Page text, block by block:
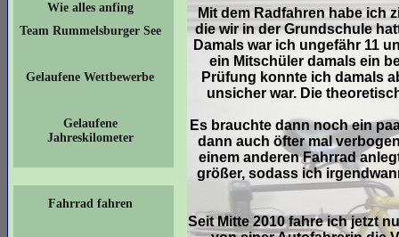
Wie alles anfing
Team Rummelsburger See
Gelaufene Wettbewerbe
Gelaufene
Jahreskilometer
Fahrrad fahren
Mit dem Radfahren habe ich
die wir in der Grundschule
Damals war ich ungefähr 11
ein Mitschüler damals ein
Prüfung konnte ich damals
unsicher war. Die
Es brauchte dann noch ein
dann auch öfter mal
einem anderen Fahrrad
größer, sodass ich
Seit Mitte 2010 fahre ich jetzt